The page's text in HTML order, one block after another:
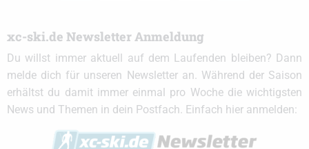
xc-ski.de Newsletter Anmeldung
Du willst immer aktuell auf dem Laufenden bleiben? Dann
melde dich für unseren Newsletter an. Während der Saison
erhältst du damit immer einmal pro Woche die wichtigsten
News und Themen in dein Postfach. Einfach hier anmelden: